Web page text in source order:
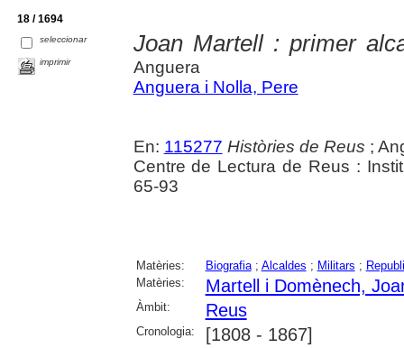
18 / 1694
seleccionar
imprimir
Joan Martell : primer
Anguera
Anguera i Nolla, Pere
En: 115277 Històries de Reus ;
Centre de Lectura de Reus :
65-93
Matèries: Biografia; Alcaldes ; Militars ;
Matèries:
Martell i Domènech,
Àmbit: Reus
Cronologia: [1808 - 1867]